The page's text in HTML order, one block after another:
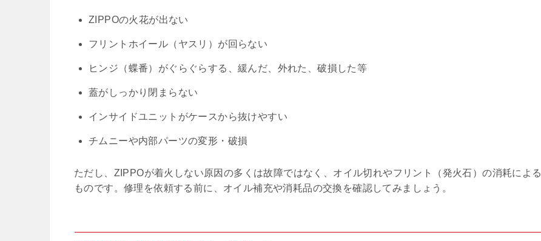
ZIPPOの火花が出ない
フリントホイール（ヤスリ）が回らない
ヒンジ（蝶番）がぐらぐらする、緩んだ、外れた、破損した等
蓋がしっかり閉まらない
インサイドユニットがケースから抜けやすい
チムニーや内部パーツの変形・破損
ただし、ZIPPOが着火しない原因の多くは故障ではなく、オイル切れやフリント（発火石）の消耗による
ものです。修理を依頼する前に、オイル補充や消耗品の交換を確認してみましょう。